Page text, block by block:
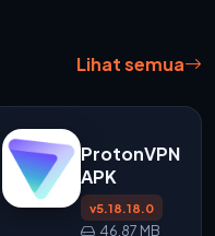
Lihat semua
ProtonVPN
APK
v5.18.18.0
46.87 MB